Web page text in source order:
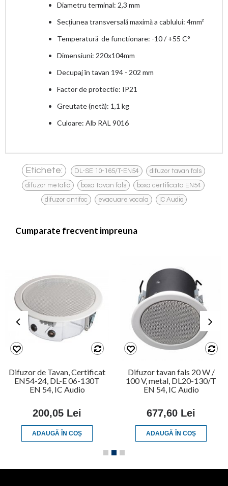
Diametru terminal: 2,3 mm
Secțiunea transversală maximă a cablului: 4mm²
Temperatură de functionare: -10 / +55 C°
Dimensiuni: 220x104mm
Decupaj în tavan 194 - 202 mm
Factor de protectie: IP21
Greutate (netă): 1,1 kg
Culoare: Alb RAL 9016
Etichete: DL-SE 10-165/T-EN54 , difuzor tavan fals ,
difuzor metalic boxa tavan fals boxa certificata EN54
difuzor antifoc evacuare vocala IC Audio
Cumparate frecvent impreuna
Difuzor de Tavan, Certificat
EN54-24, DL-E 06-130T
EN 54, IC Audio
200,05 Lei
ADAUGĂ ÎN COŞ
Difuzor tavan fals 20 W /
100 V, metal, DL20-130/T
EN 54, IC Audio
677,60 Lei
ADAUGĂ ÎN COŞ